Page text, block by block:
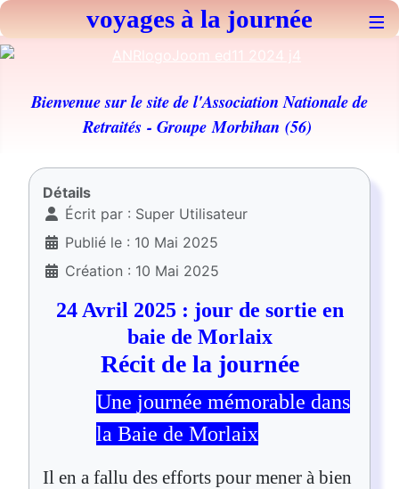
Bienvenue sur le site de l'Association Nationale de
Retraités - Groupe Morbihan (56)
Détails
Écrit par : Super Utilisateur
Publié le : 10 Mai 2025
Création : 10 Mai 2025
24 Avril 2025 : jour de sortie en
baie de Morlaix
Récit de la journée
Une journée mémorable dans
la Baie de Morlaix
Il en a fallu des efforts pour mener à bien
voyages à la journée ≡